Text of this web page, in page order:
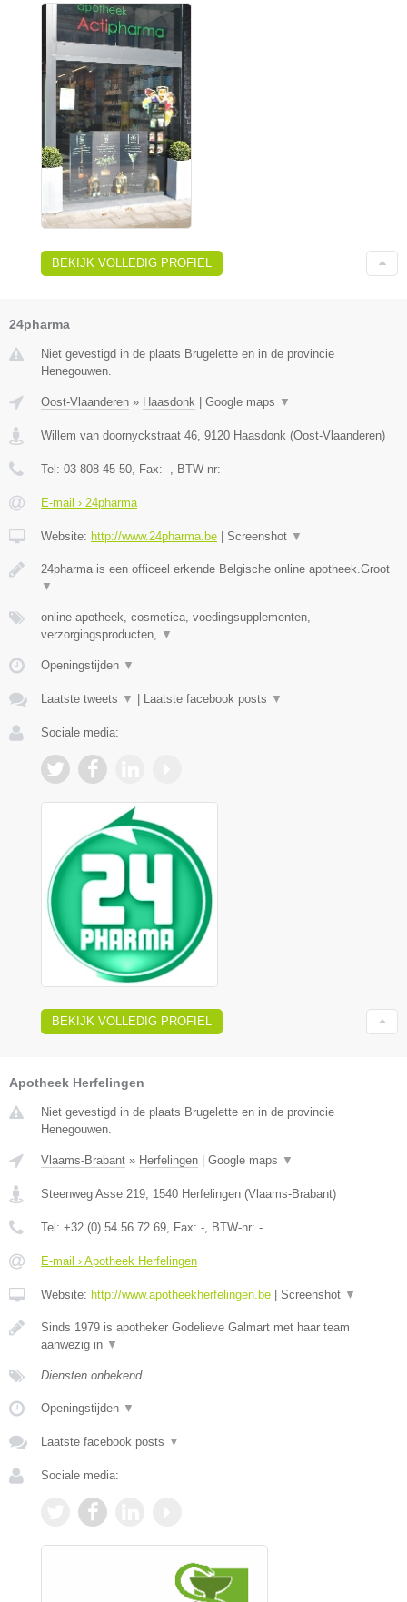
BEKIJK VOLLEDIG PROFIEL
24pharma
Niet gevestigd in de plaats Brugelette en in de provincie
Henegouwen.
Oost-Vlaanderen » Haasdonk Google maps ▼
Willem van doornyckstraat 46 9120 Haasdonk (Oost-Vlaanderen)
Tel: 03 808 45 50 , Fax: - , BTW-nr: -
E-mail › 24pharma
Website: http://www.24pharma.be Screenshot ▼
24pharma is een officeel erkende Belgische online apotheek.Groot
▼
online apotheek, cosmetica, voedingsupplementen,
verzorgingsproducten,
▼
Openingstijden ▼
Laatste tweets ▼ Laatste facebook posts ▼
Sociale media:
BEKIJK VOLLEDIG PROFIEL
Apotheek Herfelingen
Niet gevestigd in de plaats Brugelette en in de provincie
Henegouwen.
Vlaams-Brabant » Herfelingen Google maps ▼
Steenweg Asse 219 1540 Herfelingen (Vlaams-Brabant)
Tel: +32 (0) 54 56 72 69 , Fax: - , BTW-nr: -
E-mail › Apotheek Herfelingen
Website: http://www.apotheekherfelingen.be Screenshot ▼
Sinds 1979 is apotheker Godelieve Galmart met haar team
aanwezig in ▼
Diensten onbekend
Openingstijden ▼
Laatste facebook posts ▼
Sociale media: